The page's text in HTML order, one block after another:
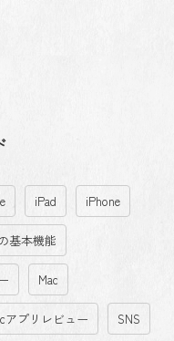
iPad iPhone
基本機能
Mac
アプリレビュー SNS